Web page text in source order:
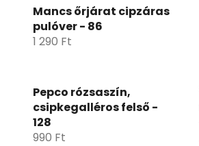
Mancs őrjárat cipzáras
pulóver - 86
1 290 Ft
Pepco rózsaszín,
csipkegalléros felső -
128
990 Ft